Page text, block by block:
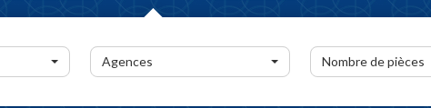
Agences
Nombre de pièces